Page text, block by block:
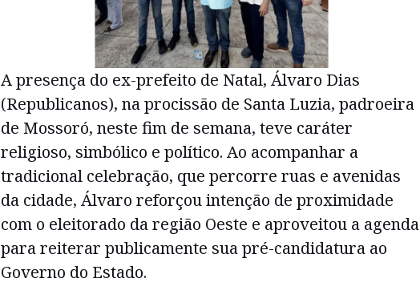
A presença do ex-prefeito de Natal, Álvaro Dias
(Republicanos), na procissão de Santa Luzia, padroeira
de Mossoró, neste fim de semana, teve caráter
religioso, simbólico e político. Ao acompanhar a
tradicional celebração, que percorre ruas e avenidas
da cidade, Álvaro reforçou intenção de proximidade
com o eleitorado da região Oeste e aproveitou a agenda
para reiterar publicamente sua pré-candidatura ao
Governo do Estado.